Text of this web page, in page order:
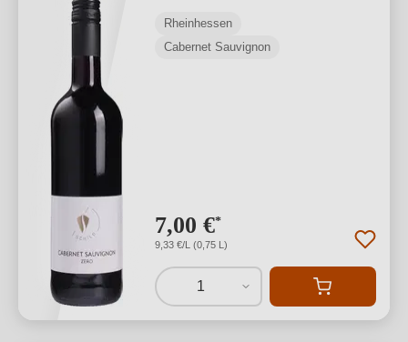
Rheinhessen
Cabernet Sauvignon
7,00 €*
9,33 €/L (0,75 L)
1